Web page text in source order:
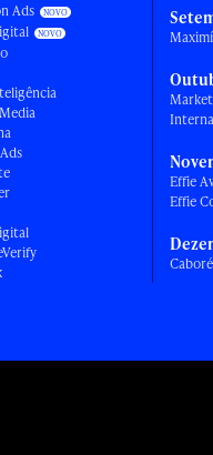
Ads
Effie
Effie
Caboré